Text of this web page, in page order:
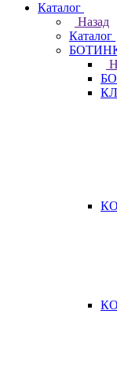
Каталог
Назад
Каталог